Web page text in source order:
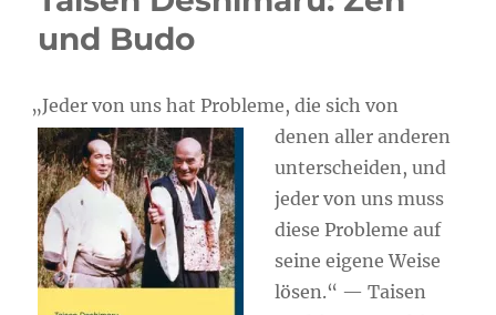
und Budo
„Jeder von uns hat Pro­ble­me, die sich von
denen aller ande­ren
unter­schei­den, und
jeder von uns muss
die­se Pro­ble­me auf
sei­ne eige­ne Wei­se
lösen.“ — Tai­sen